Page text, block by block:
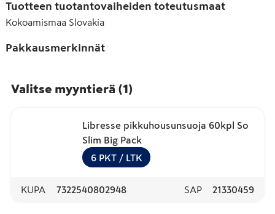
Tuotteen tuotantovaiheiden toteutusmaat
Kokoamismaa Slovakia
Pakkausmerkinnät
Valitse myyntierä (1 )
Libresse pikkuhousunsuoja 60kpl So
Slim Big Pack
6 PKT / LTK
KUPA 7322540802948 SAP 21330459